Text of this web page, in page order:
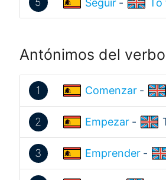
Seguir - To
Antónimos del
1 Comenzar -
2 Empezar -
3 Emprender -